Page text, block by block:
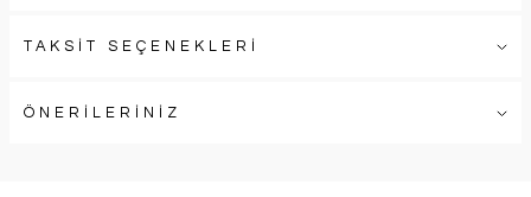
TAKSİT SEÇENEKLERİ
ÖNERİLERİNİZ